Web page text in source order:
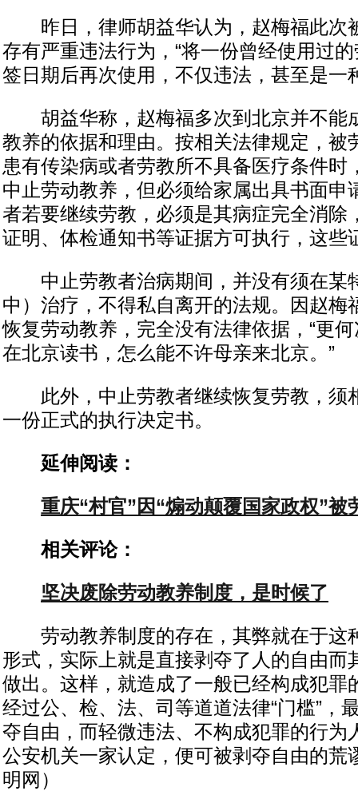
昨日，律师胡益华认为，赵梅福此次
存有严重违法行为，“将一份曾经使用过
签日期后再次使用，不仅违法，甚至是一
胡益华称，赵梅福多次到北京并不能
教养的依据和理由。按相关法律规定，被
患有传染病或者劳教所不具备医疗条件时
中止劳动教养，但必须给家属出具书面申
者若要继续劳教，必须是其病症完全消除
证明、体检通知书等证据方可执行，这些
中止劳教者治病期间，并没有须在某
中）治疗，不得私自离开的法规。因赵梅
恢复劳动教养，完全没有法律依据，“更
在北京读书，怎么能不许母亲来北京。”
此外，中止劳教者继续恢复劳教，须
一份正式的执行决定书。
延伸阅读：
重庆“村官”因“煽动颠覆国家政权”被
相关评论：
坚决废除劳动教养制度，是时候了
劳动教养制度的存在，其弊就在于这
形式，实际上就是直接剥夺了人的自由而
做出。这样，就造成了一般已经构成犯罪
经过公、检、法、司等道道法律“门槛”，
夺自由，而轻微违法、不构成犯罪的行为
公安机关一家认定，便可被剥夺自由的荒
明网）